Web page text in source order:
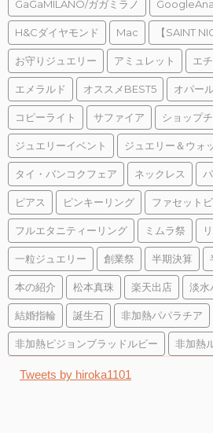
GaGaMILANO/ガガミラノ
H&Cダイヤモンド Mac 【SAINT
お守りジュエリー アミュレット エ
エメラルド オススメBEST5 オパー
コピーライト サファイア ショップ
ジュエリーイベント ジュエリー＆ウォ
タイ・バンコクフェア ネックレス
ピアス ピンキーリング ファセット
フルエタニティーリング ミムラ祭
一粒ジュエリー 創業祭 半期決算
本の紹介 松本真珠 楽天出店 淡水
結婚指輪 誕生石 非加熱パパラチア
非加熱ピジョンブラッドルビー 非加熱
Tweets by hiroka1101